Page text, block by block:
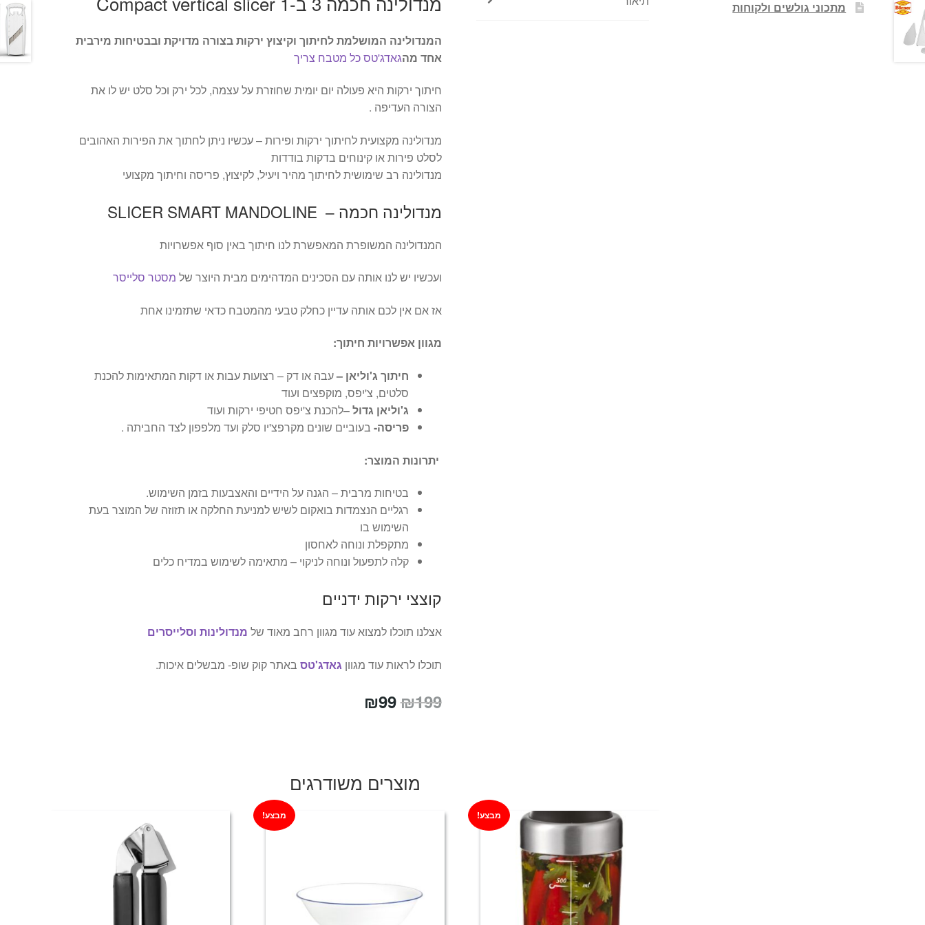
המנדולינה המושלמת לחיתוך וקיצוץ ירקות בצורה מדויקת ובבטיחות מירבית
אחד מהגאדג'טס כל מטבח צריך
חיתוך ירקות היא פעולה יום יומית שחוזרת על עצמה, לכל ירק וכל סלט יש לו את
הצורה העדיפה .
מנדולינה מקצועית לחיתוך ירקות ופירות – עכשיו ניתן לחתוך את הפירות האהובים
לסלט פירות או קינוחים בדקות בודדות
מנדולינה רב שימושית לחיתוך מהיר ויעיל, לקיצוץ, פריסה וחיתוך מקצועי
מנדולינה חכמה – SLICER SMART MANDOLINE
המנדולינה המשופרת המאפשרת לנו חיתוך באין סוף אפשרויות
ועכשיו יש לנו אותה עם הסכינים המדהימים מבית היוצר של מסטר סלייסר
אז אם אין לכם אותה עדיין כחלק טבעי מהמטבח כדאי שתזמינו אחת
מגוון אפשרויות חיתוך:
חיתוך ג'וליאן –עבה או דק – רצועות עבות או דקות המתאימות להכנת
סלטים, צ'יפס, מוקפצים ועוד
ג'וליאן גדול –להכנת צ'יפס חטיפי ירקות ועוד
פריסה- בעוביים שונים מקרפצ'יו סלק ועד מלפפון לצד החביתה .
יתרונות המוצר:
בטיחות מרבית – הגנה על הידיים והאצבעות בזמן השימוש.
רגליים הנצמדות בואקום לשיש למניעת החלקה או תזוזה של המוצר בעת
השימוש בו
מתקפלת ונוחה לאחסון
קלה לתפעול ונוחה לניקוי – מתאימה לשימוש במדיח כלים
קוצצי ירקות ידניים
אצלנו תוכלו למצוא עוד מגוון רחב מאוד של מנדולינות וסלייסרים
תוכלו לראות עוד מגווןגאדג'טס באתר קוק שופ- מבשלים איכות.
₪199
המחיר
₪199.
₪99
₪99.
מוצרים משודרגים
מבצע! מבצע!
מתכוני גולשים ולקוחות